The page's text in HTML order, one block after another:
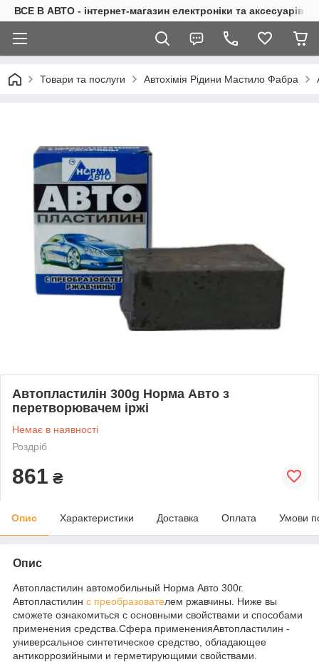
ВСЕ В АВТО - інтернет-магазин електроніки та аксесуарів в
Товари та послуги Автохімія Рідини Мастило Фабра
Автопластилін 300g Норма Авто з
перетворювачем іржі
Немає в наявності
Роздріб
861 ₴
Опис Характеристики Доставка Оплата Умови
Опис
Автопластилин автомобильный Норма Авто 300г.
Автопластилин с преобразователем ржавчины. Ниже вы
сможете ознакомиться с основными свойствами и способами
применения средства.Сфера примененияАвтопластилин -
универсальное синтетическое средство, обладающее
антикоррозийными и герметирующими свойствами.